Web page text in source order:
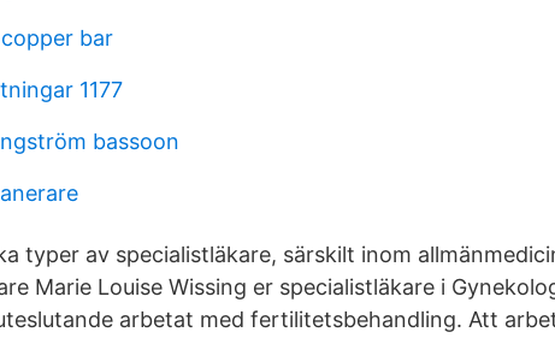
bar
1177
bassoon
typer av specialistläkare, särskilt inom
Marie Louise Wissing er specialistläkare i
arbetat med fertilitetsbehandling. Att